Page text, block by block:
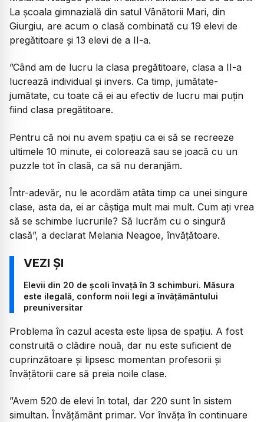
La școala gimnazială din satul Vânătorii Mari, din
Giurgiu, are acum o clasă combinată cu 19 elevi de
pregătitoare și 13 elevi de a II-a.
”Când am de lucru la clasa pregătitoare, clasa a II-a
lucrează individual și invers. Ca timp, jumătate-
jumătate, cu toate că ei au efectiv de lucru mai puțin
fiind clasa pregătitoare.
Pentru că noi nu avem spațiu ca ei să se recreeze
ultimele 10 minute, ei colorează sau se joacă cu un
puzzle tot în clasă, ca să nu deranjăm.
Într-adevăr, nu le acordăm atâta timp ca unei singure
clase, asta da, ei ar câștiga mult mai mult. Cum ați vrea
să se schimbe lucrurile? Să lucrăm cu o singură
clasă”, a declarat Melania Neagoe, învățătoare.
Elevii din 20 de școli învață în 3 schimburi. Măsura
este ilegală, conform noii legi a învățământului
preuniversitar
Problema în cazul acesta este lipsa de spațiu. A fost
construită o clădire nouă, dar nu este suficient de
cuprinzătoare și lipsesc momentan profesorii și
învățătorii care să preia noile clase.
”Avem 520 de elevi în total, dar 220 sunt în sistem
simultan. Învățământ primar. Vor învăța în continuare